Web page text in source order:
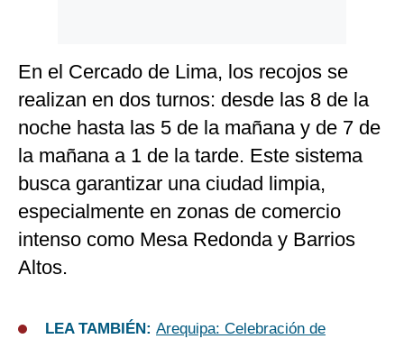
En el Cercado de Lima, los recojos se
realizan en dos turnos: desde las 8 de la
noche hasta las 5 de la mañana y de 7 de
la mañana a 1 de la tarde. Este sistema
busca garantizar una ciudad limpia,
especialmente en zonas de comercio
intenso como Mesa Redonda y Barrios
Altos.
LEA TAMBIÉN: Arequipa: Celebración de